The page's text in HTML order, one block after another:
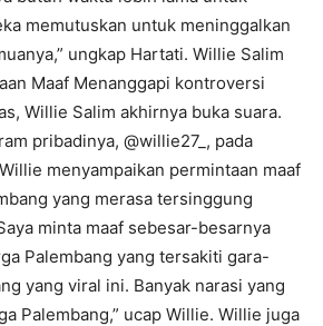
memutuskan untuk meninggalkan
ungkap Hartati. Willie Salim
Maaf Menanggapi kontroversi
Willie Salim akhirnya buka suara.
pribadinya, @willie27_, pada
menyampaikan permintaan maaf
yang merasa tersinggung
minta maaf sebesar-besarnya
Palembang yang tersakiti gara-
yang viral ini. Banyak narasi yang
Palembang,” ucap Willie. Willie juga